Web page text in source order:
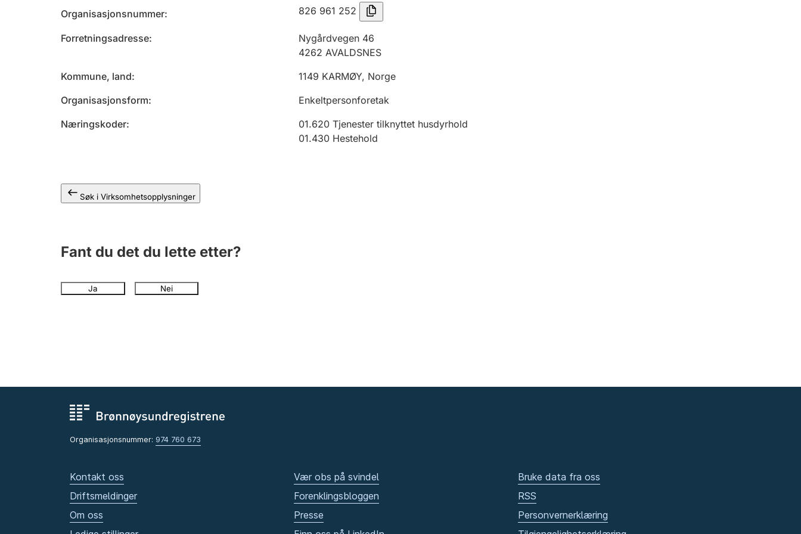
Organisasjonsnummer 826 961 252
Forretningsadresse
Nygårdvegen 46
4262 AVALDSNES
Kommune, land
1149 KARMØY, Norge
Organisasjonsform
Enkeltpersonforetak
Næringskoder
01.620 Tjenester tilknyttet husdyrhold
01.430 Hestehold
Søk i Virksomhetsopplysninger
Fant du det du lette etter?
Ja Nei
Organisasjonsnummer: 974 760 673
Kontakt oss
Driftsmeldinger
Om oss
Vær obs på svindel
Forenklingsbloggen
Presse
Bruke data fra oss
RSS
Personvernerklæring